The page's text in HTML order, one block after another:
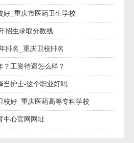
_重庆市医药卫生学校
招生录取分数线
排名_重庆卫校排名
工资待遇怎么样？
当护士-这个职业好吗
好_重庆医药高等专科学校
中心官网网址